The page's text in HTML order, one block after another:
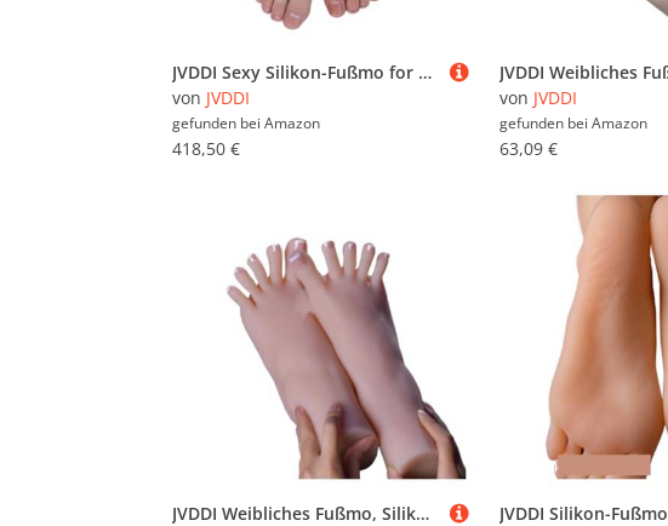
JVDDI Sexy Silikon-Fußmo for Erwachsene, weibliche Shooting-Requisiten, Fußfetisch-Simulation, flüssige weiche Sohlen, nackte Zehen, beheizbare Version TGJ36(Heatable Toes Bone,Left 1pcs)
von JVDDI
gefunden bei Amazon
418,50 €
von JVDDI
gefunden bei Amazon
63,09 €
JVDDI Weibliches Fußmo, Silikonstrümpfe, Kunststoff-Mannequin-Füße, menschliche lebensgroße Nail-Art-Massa-Praxis, TPE 3800d(Skin Toes No Bone,Right Foot)